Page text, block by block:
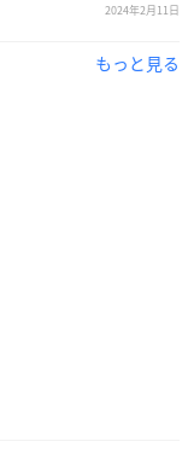
2024年2月11日
もっと見る